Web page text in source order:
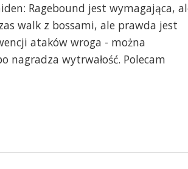
Ragebound jest wymagająca,
walk z bossami, ale prawda jest
ataków wroga - można
nagradza wytrwałość. Polecam